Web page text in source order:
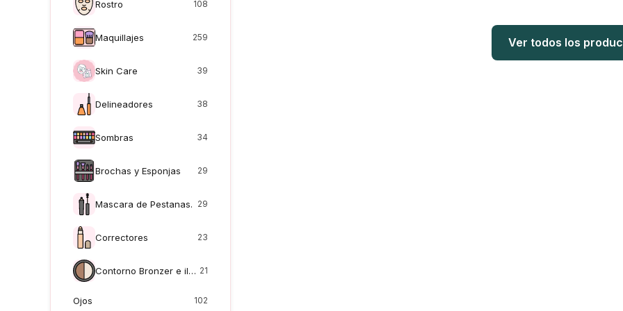
Rostro 108
Maquillajes 259
Skin Care 39
Delineadores 38
Sombras 34
Brochas y Esponjas 29
Mascara de Pestanas. 29
Correctores 23
Contorno Bronzer e iluminadores 21
Ojos 102
Ver todos los